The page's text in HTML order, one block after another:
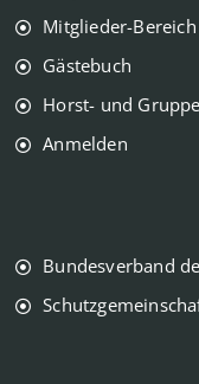
Mitglieder-Bereich
Gästebuch
Horst- und
Anmelden
Bundesverband